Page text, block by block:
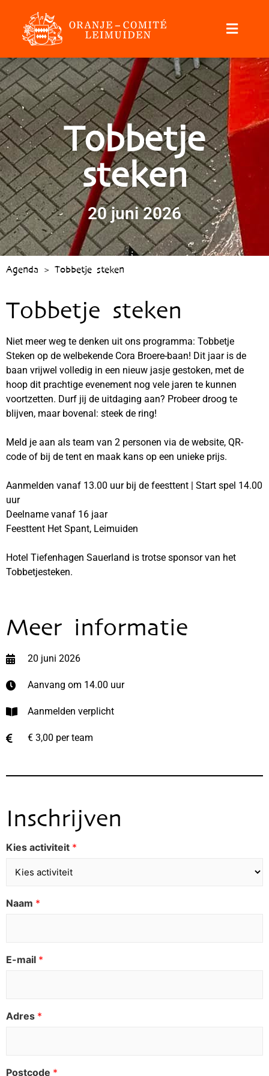
Tobbetje
steken
20 juni 2026
Agenda > Tobbetje steken
Tobbetje steken
Niet meer weg te denken uit ons programma: Tobbetje
Steken op de welbekende Cora Broere-baan! Dit jaar is de
baan vrijwel volledig in een nieuw jasje gestoken, met de
hoop dit prachtige evenement nog vele jaren te kunnen
voortzetten. Durf jij de uitdaging aan? Probeer droog te
blijven, maar bovenal: steek de ring!
Meld je aan als team van 2 personen via de website, QR-
code of bij de tent en maak kans op een unieke prijs.
Aanmelden vanaf 13.00 uur bij de feesttent | Start spel 14.00
uur
Deelname vanaf 16 jaar
Feesttent Het Spant, Leimuiden
Hotel Tiefenhagen Sauerland is trotse sponsor van het
Tobbetjesteken.
Meer informatie
20 juni 2026
Aanvang om 14.00 uur
Aanmelden verplicht
€ 3,00 per team
Inschrijven
Kies activiteit *
Naam *
E-mail *
Adres *
Postcode *